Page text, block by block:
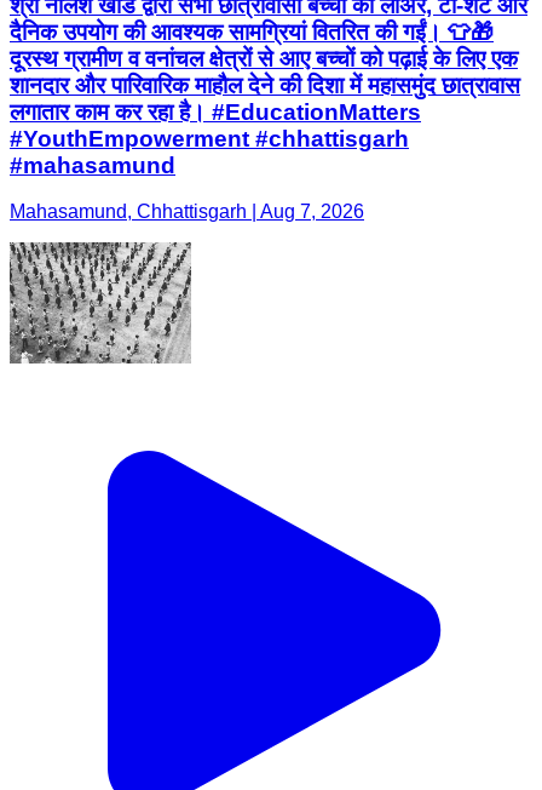
दैनिक उपयोग की आवश्यक सामग्रियां वितरित की गईं। 👕🎁 ​
दूरस्थ ग्रामीण व वनांचल क्षेत्रों से आए बच्चों को पढ़ाई के लिए एक
शानदार और पारिवारिक माहौल देने की दिशा में महासमुंद छात्रावास
लगातार काम कर रहा है। #EducationMatters
#YouthEmpowerment #chhattisgarh
#mahasamund
Mahasamund, Chhattisgarh | Aug 7, 2026